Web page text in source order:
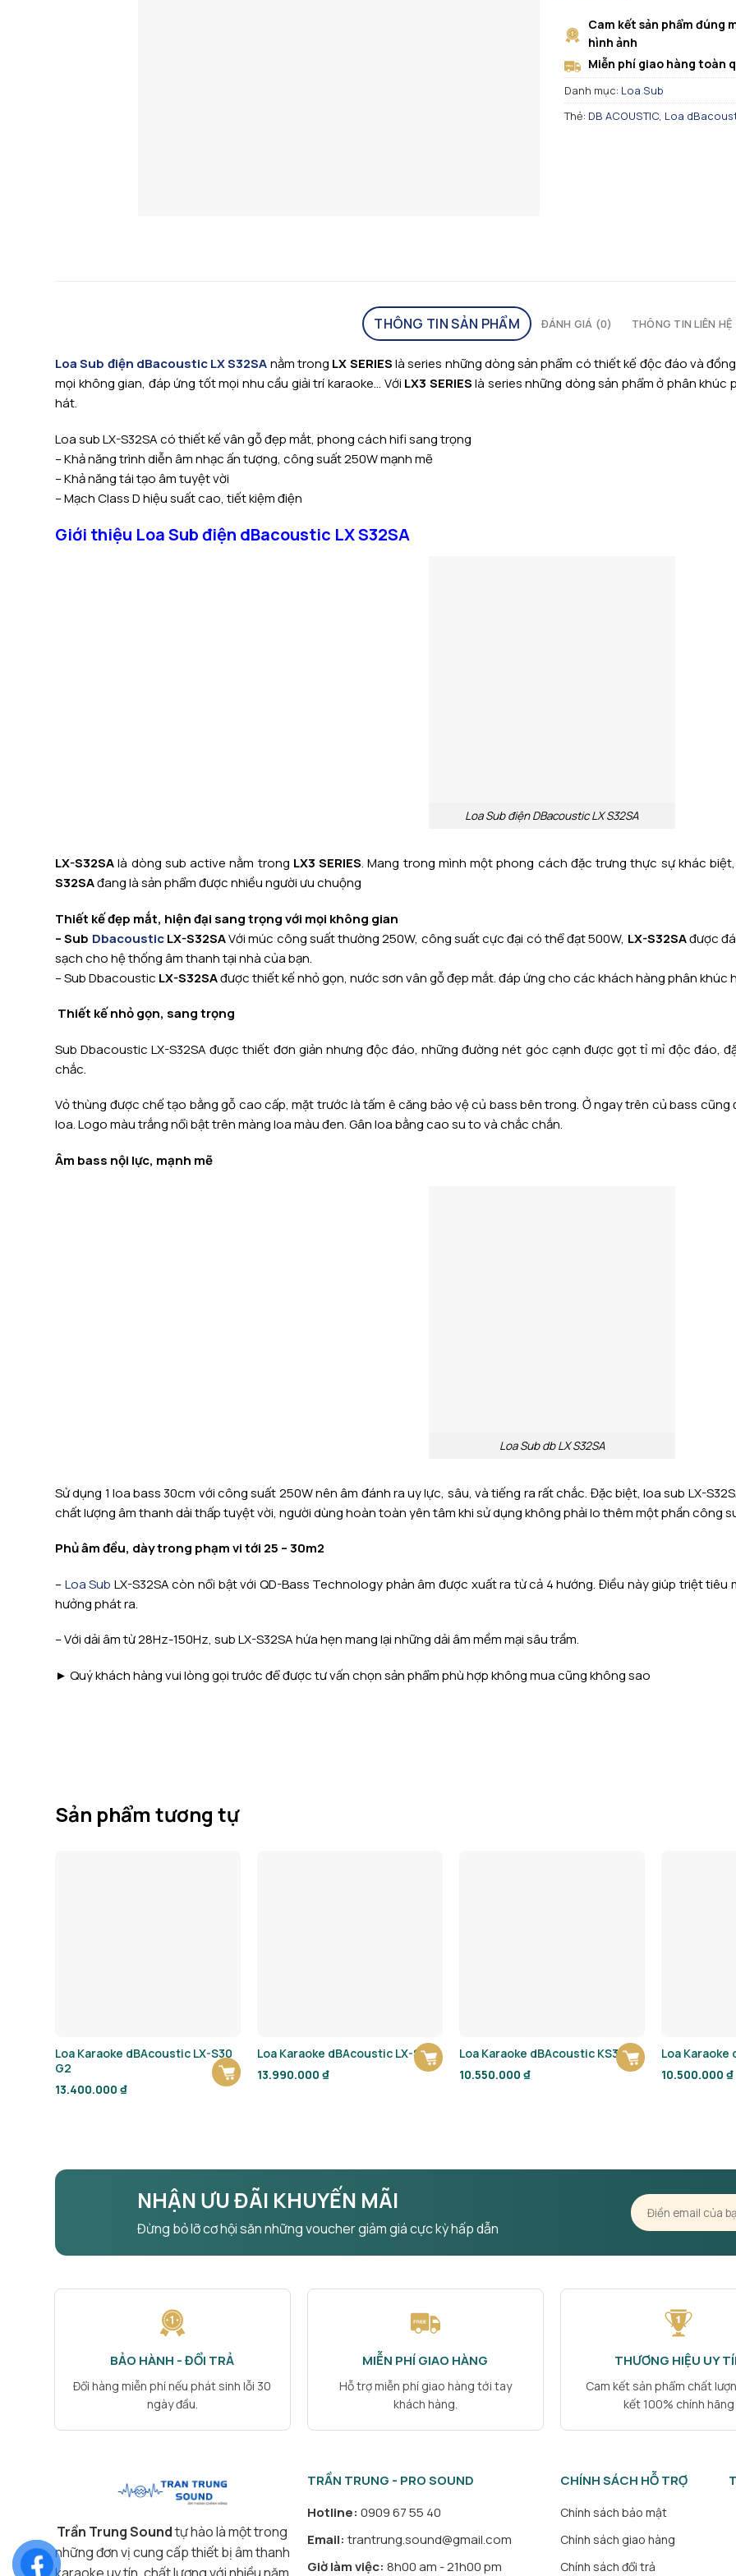
Cam kết sản phẩm đúng
hình ảnh
Miễn phí giao hàng toàn
Danh mục: Loa Sub
Thẻ: DB ACOUSTIC, Loa
THÔNG TIN SẢN PHẨM ĐÁNH GIÁ (0) THÔNG TIN LIÊN HỆ
Loa Sub điện dBacoustic LX S32SAnằm trong LX SERIESlà series những dòng sản phẩm có thiết kế độc đáo và
mọi không gian, đáp ứng tốt mọi nhu cầu giải trí karaoke… Với LX3 SERIESlà series những dòng sản phẩm ở phân
hát.
Loa sub LX-S32SA có thiết kế vân gỗ đẹp mắt, phong cách hifi sang trọng
– Khả năng trình diễn âm nhạc ấn tượng, công suất 250W mạnh mẽ
– Khả năng tái tạo âm tuyệt vời
– Mạch Class D hiệu suất cao, tiết kiệm điện
Giới thiệu Loa Sub điện dBacoustic LX S32SA
Loa Sub điện DBacoustic LX S32SA
LX-S32SAlà dòng sub active nằm trong LX3 SERIES. Mang trong mình một phong cách đặc trưng thực sự khác
S32SAđang là sản phẩm được nhiều người ưu chuộng
Thiết kế đẹp mắt, hiện đại sang trọng với mọi không gian
– Sub DbacousticLX-S32SAVới múc công suất thường 250W, công suất cực đại có thể đạt 500W, LX-S32SAđược
sạch cho hệ thống âm thanh tại nhà của bạn.
– Sub Dbacoustic LX-S32SAđược thiết kế nhỏ gọn, nước sơn vân gỗ đẹp mắt. đáp ứng cho các khách hàng phân khúc
Thiết kế nhỏ gọn, sang trọng
Sub Dbacoustic LX-S32SA được thiết đơn giản nhưng độc đáo, những đường nét góc cạnh được gọt tỉ mỉ độc đáo,
chắc.
Vỏ thùng được chế tạo bằng gỗ cao cấp, mặt trước là tấm ê căng bảo vệ củ bass bên trong. Ở ngay trên củ bass
loa. Logo màu trắng nổi bật trên màng loa màu đen. Gân loa bằng cao su to và chắc chắn.
Âm bass nội lực, mạnh mẽ
Loa Sub db LX S32SA
Sử dụng 1 loa bass 30cm với công suất 250W nên âm đánh ra uy lực, sâu, và tiếng ra rất chắc. Đặc biệt, loa sub LX-
chất lượng âm thanh dải thấp tuyệt vời, người dùng hoàn toàn yên tâm khi sử dụng không phải lo thêm một phần công
Phủ âm đều, dày trong phạm vi tới 25 – 30m2
–Loa Sub LX-S32SA còn nổi bật với QD-Bass Technology phản âm được xuất ra từ cả 4 hướng. Điều này giúp triệt
hưởng phát ra.
– Với dải âm từ 28Hz-150Hz, sub LX-S32SA hứa hẹn mang lại những dải âm mềm mại sâu trầm.
► Quý khách hàng vui lòng gọi trước để được tư vấn chọn sản phẩm phù hợp không mua cũng không sao
Sản phẩm tương tự
Loa Karaoke dBAcoustic LX-S30
G2
13.400.000 ₫
Loa Karaoke dBAcoustic LX-S80
13.990.000 ₫
Loa Karaoke dBAcoustic KS312
10.550.000 ₫
Loa Karaoke
10.500.000 ₫
NHẬN ƯU ĐÃI KHUYẾN MÃI
Đừng bỏ lỡ cơ hội săn những voucher giảm giá cực kỳ hấp dẫn
BẢO HÀNH - ĐỔI TRẢ
Đổi hàng miễn phí nếu phát sinh lỗi 30
ngày đầu.
MIỄN PHÍ GIAO HÀNG
Hỗ trợ miễn phí giao hàng tới tay
khách hàng.
THƯƠNG HIỆU UY
Cam kết sản phẩm chất
kết 100% chính hãng
Trần Trung Soundtự hào là một trong
những đơn vị cung cấp thiết bị âm thanh
TRẦN TRUNG - PRO SOUND
Hotline: 0909 67 55 40
Email: trantrung.sound@gmail.com
Giờ làm việc: 8h00 am - 21h00 pm
CHÍNH SÁCH HỖ TRỢ
Chính sách bảo mật
Chính sách giao hàng
Chính sách đổi trả